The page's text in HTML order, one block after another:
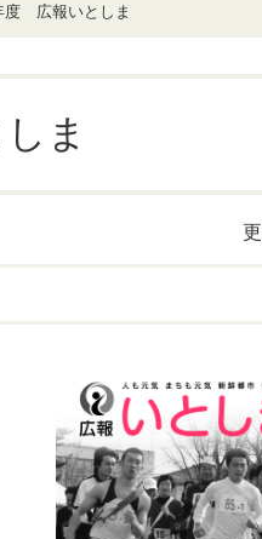
度 広報いとしま
ま